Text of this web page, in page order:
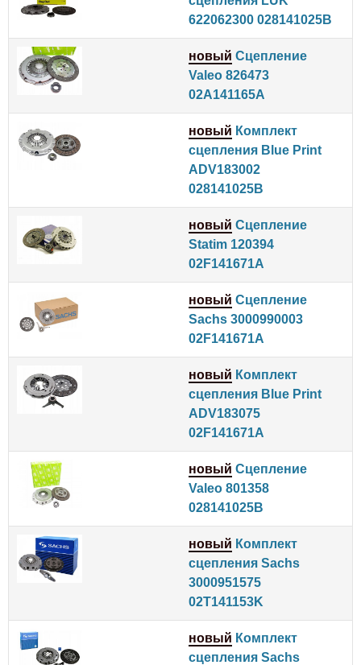
622062300 028141025B
новый Сцепление
Valeo 826473
02A141165A
новый Комплект
сцепления Blue Print
ADV183002
028141025B
новый Сцепление
Statim 120394
02F141671A
новый Сцепление
Sachs 3000990003
02F141671A
новый Комплект
сцепления Blue Print
ADV183075
02F141671A
новый Сцепление
Valeo 801358
028141025B
новый Комплект
сцепления Sachs
3000951575
02T141153K
новый Комплект
сцепления Sachs